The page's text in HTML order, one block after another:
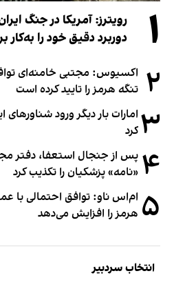
۱
رویترز: آمریکا در جنگ
دوربرد دقیق خود را به‌کار
۲ اکسیوس: مجتبی خامنه‌ای
تنگه هرمز را تایید کرده است
۳ امارات بار دیگر ورود شناورهای
کرد
۴ پس از جنجال استعفا، دفتر
«نامه» پزشکیان را تکذیب کرد
۵ ام‌اس ناو: توافق احتمالی با
هرمز را افزایش می‌دهد
انتخاب سردبیر